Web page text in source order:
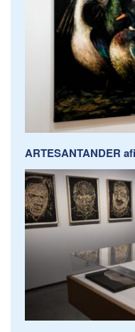
ARTESANTANDER